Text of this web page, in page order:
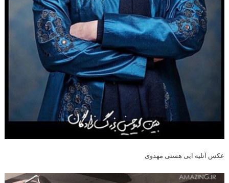
عکس آتلیه ایی هستی مهدوی